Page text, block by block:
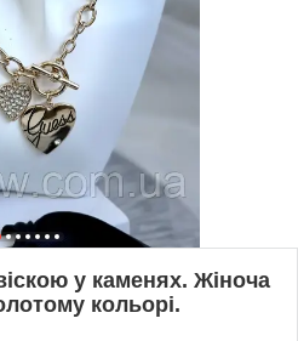
у каменях. Жіноча
кольорі.